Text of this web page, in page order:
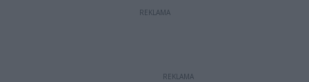
REKLAMA
REKLAMA